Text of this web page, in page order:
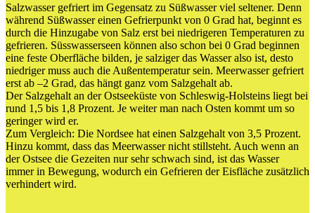
Salzwasser gefriert im Gegensatz zu Süßwasser viel seltener. Denn
während Süßwasser einen Gefrierpunkt von 0 Grad hat, beginnt es
durch die Hinzugabe von Salz erst bei niedrigeren Temperaturen zu
gefrieren. Süsswasserseen können also schon bei 0 Grad beginnen
eine feste Oberfläche bilden, je salziger das Wasser also ist, desto
niedriger muss auch die Außentemperatur sein. Meerwasser gefriert
erst ab –2 Grad, das hängt ganz vom Salzgehalt ab.
Der Salzgehalt an der Ostseeküste von Schleswig-Holsteins liegt bei
rund 1,5 bis 1,8 Prozent. Je weiter man nach Osten kommt um so
geringer wird er.
Zum Vergleich: Die Nordsee hat einen Salzgehalt von 3,5 Prozent.
Hinzu kommt, dass das Meerwasser nicht stillsteht. Auch wenn an
der Ostsee die Gezeiten nur sehr schwach sind, ist das Wasser
immer in Bewegung, wodurch ein Gefrieren der Eisfläche zusätzlich
verhindert wird.